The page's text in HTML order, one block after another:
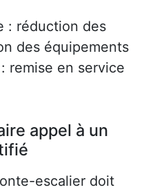
: réduction des
des équipements
remise en service
appel à un
escalier doit